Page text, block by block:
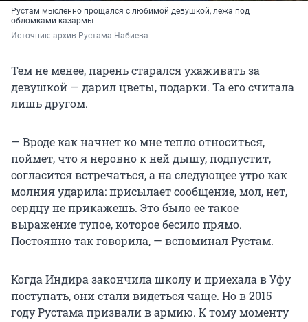
Рустам мысленно прощался с любимой девушкой, лежа под
обломками казармы
Источник: архив Рустама Набиева
Тем не менее, парень старался ухаживать за
девушкой — дарил цветы, подарки. Та его считала
лишь другом.
— Вроде как начнет ко мне тепло относиться,
поймет, что я неровно к ней дышу, подпустит,
согласится встречаться, а на следующее утро как
молния ударила: присылает сообщение, мол, нет,
сердцу не прикажешь. Это было ее такое
выражение тупое, которое бесило прямо.
Постоянно так говорила, — вспоминал Рустам.
Когда Индира закончила школу и приехала в Уфу
поступать, они стали видеться чаще. Но в 2015
году Рустама призвали в армию. К тому моменту